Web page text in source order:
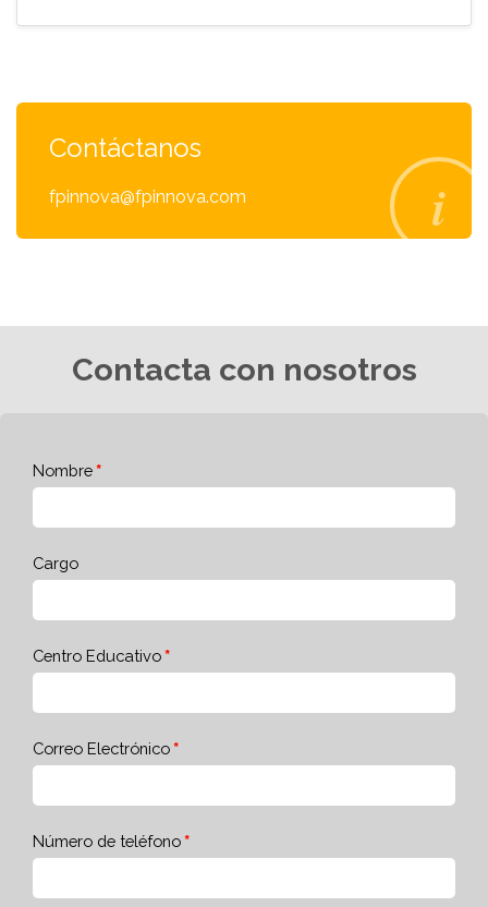
Contáctanos
fpinnova@fpinnova.com
Contacta con nosotros
Nombre
Cargo
Centro Educativo
Correo Electrónico
Número de teléfono